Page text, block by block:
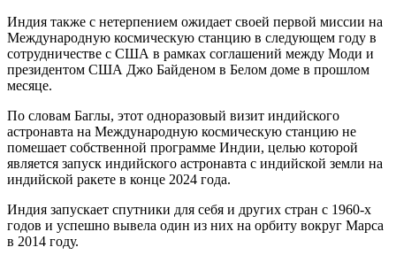
Индия также с нетерпением ожидает своей первой миссии на
Международную космическую станцию в следующем году в
сотрудничестве с США в рамках соглашений между Моди и
президентом США Джо Байденом в Белом доме в прошлом
месяце.
По словам Баглы, этот одноразовый визит индийского
астронавта на Международную космическую станцию не
помешает собственной программе Индии, целью которой
является запуск индийского астронавта с индийской земли на
индийской ракете в конце 2024 года.
Индия запускает спутники для себя и других стран с 1960-х
годов и успешно вывела один из них на орбиту вокруг Марса
в 2014 году.